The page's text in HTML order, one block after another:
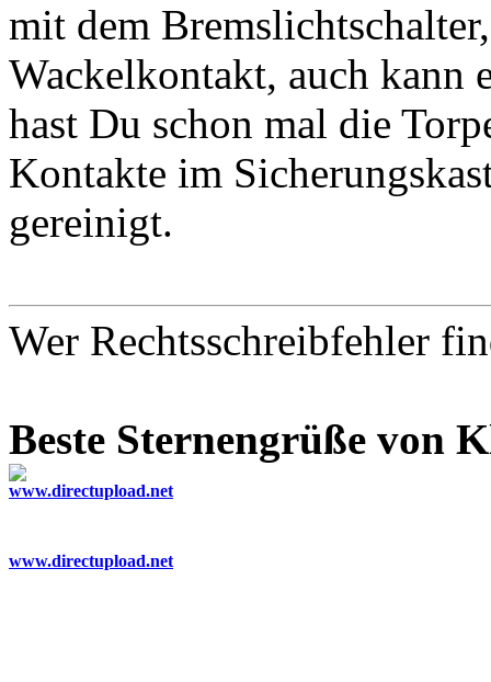
mit dem
Wackelkontakt, auch kann
hast Du schon mal die
Kontakte im
gereinigt.
Wer Rechtsschreibfehler
Beste Sternengrüße von
www.directupload.net